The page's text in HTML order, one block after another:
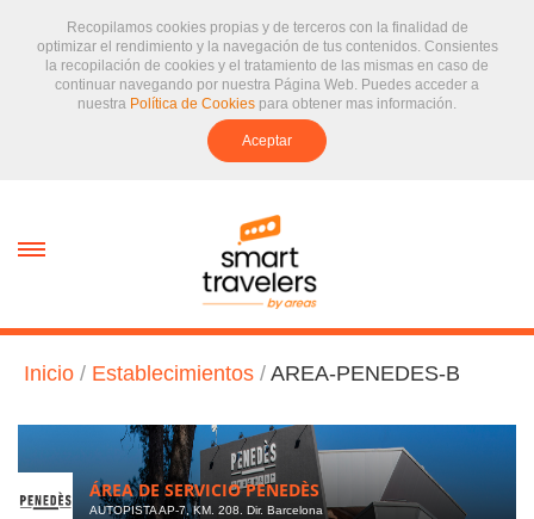
Recopilamos cookies propias y de terceros con la finalidad de
optimizar el rendimiento y la navegación de tus contenidos. Consientes
la recopilación de cookies y el tratamiento de las mismas en caso de
continuar navegando por nuestra Página Web. Puedes acceder a
nuestra Política de Cookies para obtener mas información.
Aceptar
Inicio / Establecimientos / AREA-PENEDES-B
ÁREA DE SERVICIO PENEDÈS
AUTOPISTA AP-7, KM. 208. Dir. Barcelona